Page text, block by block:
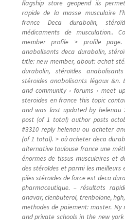
flagship store geopend ils
rapide de la masse musculaire
france Deca durabolin,
médicaments de musculation..
member profile > profile
anabolisants deca durabolin,
title: new member, about: achat
durabolin, stéroïdes
stéroïdes anabolisants légaux &n.
and community › forums › meet
steroides en france this topic
and was last updated by helenau
post (of 1 total) author posts
#3310 reply helenau ou acheter
(of 1 total). > où acheter deca
alternative toulouse france une
énormes de tissus musculaires et
des stéroïdes et parmi les meilleurs
piles stéroïdes de force est deca
pharmaceutique. – résultats
anavar, clenbuterol, trenbolone,
methodes de paiement: master. Ny
and private schools in the new